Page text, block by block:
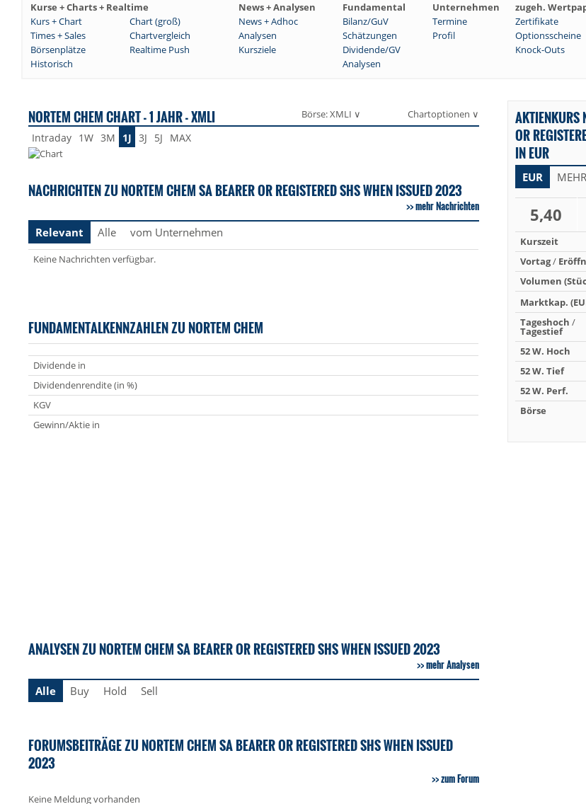
Kurse + Charts + Realtime News + Analysen Fundamental Unternehmen zugeh.
Kurs + Chart
Chart (groß) News + Adhoc Bilanz/GuV Termine Zertifikate
Times + Sales
Chartvergleich Analysen Schätzungen Profil Optionsscheine
Börsenplätze
Realtime Push Kursziele Dividende/GV
Knock-Outs
Historisch
Analysen
NORTEM CHEM CHART - 1 JAHR - XMLI Börse: XMLI ∨ Chartoptionen ∨
Intraday 1W 3M 1J 3J 5J MAX
NACHRICHTEN ZU NORTEM CHEM SA BEARER OR REGISTERED SHS WHEN ISSUED 2023
mehr Nachrichten
Relevant
Alle vom Unternehmen
Keine Nachrichten verfügbar.
FUNDAMENTALKENNZAHLEN ZU NORTEM CHEM
Dividende in
Dividendenrendite (in %)
KGV
Gewinn/Aktie in
ANALYSEN ZU NORTEM CHEM SA BEARER OR REGISTERED SHS WHEN ISSUED 2023
mehr Analysen
Alle
Buy Hold Sell
FORUMSBEITRÄGE ZU NORTEM CHEM SA BEARER OR REGISTERED SHS WHEN ISSUED
2023
zum Forum
Keine Meldung vorhanden
AKTIENKURS
OR
IN EUR
EUR MEHR
5,40
Kurszeit
Vortag/
Volumen
Marktkap.
Tageshoch /
Tagestief
52 W. Hoch
52 W. Tief
52 W. Perf.
Börse